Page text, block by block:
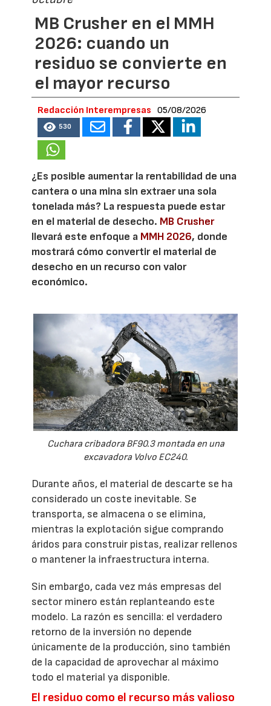
MB Crusher en el MMH
2026: cuando un
residuo se convierte en
el mayor recurso
Redacción Interempresas 05/08/2026
530
¿Es posible aumentar la rentabilidad de una
cantera o una mina sin extraer una sola
tonelada más? La respuesta puede estar
en el material de desecho. MB Crusher
llevará este enfoque a MMH 2026, donde
mostrará cómo convertir el material de
desecho en un recurso con valor
económico.
Cuchara cribadora BF90.3 montada en una
excavadora Volvo EC240.
Durante años, el material de descarte se ha
considerado un coste inevitable. Se
transporta, se almacena o se elimina,
mientras la explotación sigue comprando
áridos para construir pistas, realizar rellenos
o mantener la infraestructura interna.
Sin embargo, cada vez más empresas del
sector minero están replanteando este
modelo. La razón es sencilla: el verdadero
retorno de la inversión no depende
únicamente de la producción, sino también
de la capacidad de aprovechar al máximo
todo el material ya disponible.
El residuo como el recurso más valioso